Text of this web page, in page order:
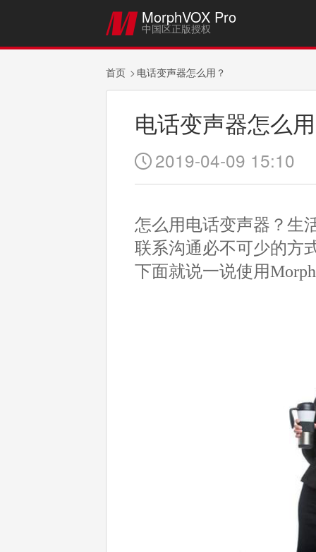
 MorphVOX Pro
中国区正版授权
首页 电话变声器怎么用？
电话变声器怎么
 2019-04-09 15:10
怎么用电话变声器？生
联系沟通必不可少的方
下面就说一说使用